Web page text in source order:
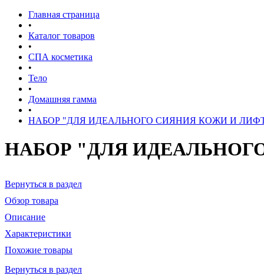
Главная страница
•
Каталог товаров
•
СПА косметика
•
Тело
•
Домашняя гамма
•
НАБОР "ДЛЯ ИДЕАЛЬНОГО СИЯНИЯ КОЖИ И
НАБОР "ДЛЯ
Вернуться в раздел
Обзор товара
Описание
Характеристики
Похожие товары
Вернуться в раздел